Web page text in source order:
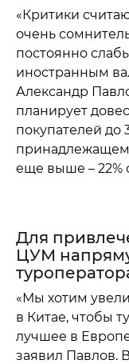
«Критики
очень
постоянно
иностранным
Александр
планирует
покупателей до
принадлежащем
еще выше – 22%
Для
ЦУМ
«Мы хотим
в Китае, чтобы
лучшее в
заявил Павлов.